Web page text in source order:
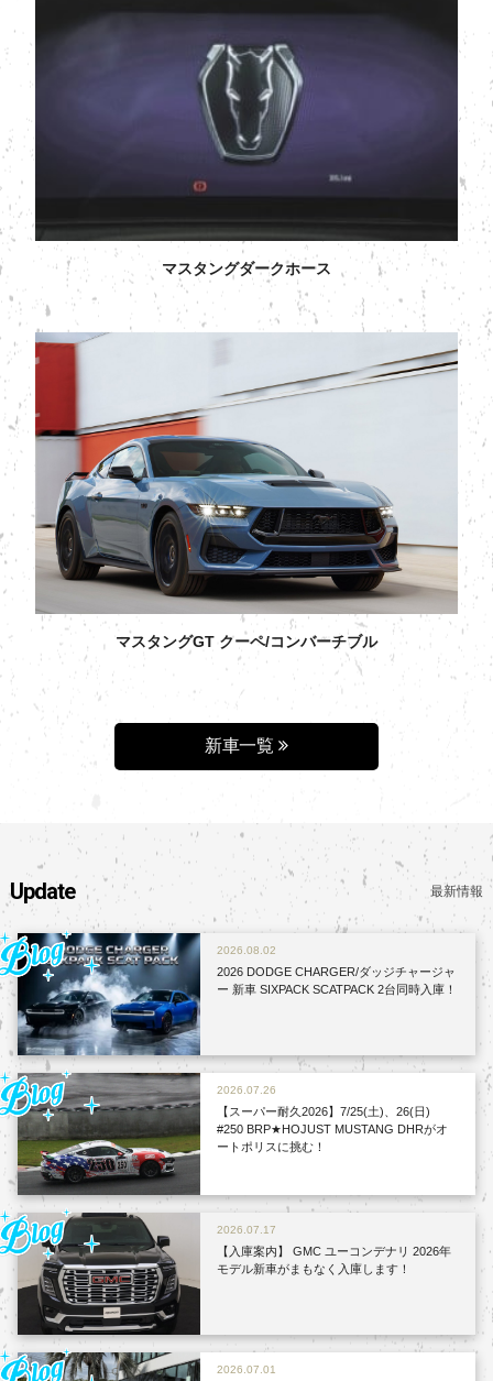
マスタングダークホース
マスタングGT クーペ/コンバーチブル
新車一覧
Update 最新情報
Blog
2026.08.02
2026 DODGE CHARGER/ダッジチャージャ
ー 新車 SIXPACK SCATPACK 2台同時入庫！
Blog
2026.07.26
【スーパー耐久2026】7/25(土)、26(日)
#250 BRP★HOJUST MUSTANG DHRがオ
ートポリスに挑む！
Blog
2026.07.17
【入庫案内】 GMC ユーコンデナリ 2026年
モデル新車がまもなく入庫します！
Blog
2026.07.01